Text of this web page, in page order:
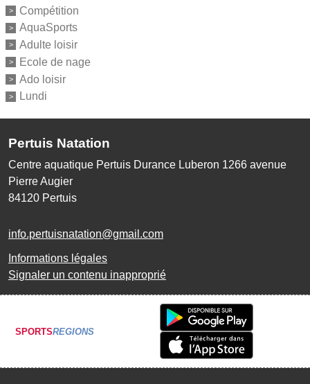
Compétition
AquaSports
Adulte loisir
Ecole de nage
Ado loisir
Lundi
Pertuis Natation
Centre aquatique Pertuis Durance Luberon 1266 avenue
Pierre Augier
84120 Pertuis
info.pertuisnatation@gmail.com
Informations légales
Signaler un contenu inapproprié
SPORTSREGIONS